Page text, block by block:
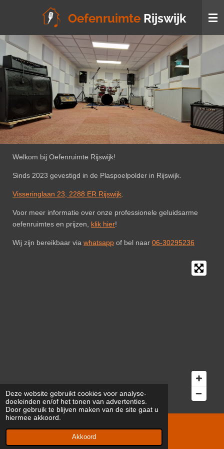
Deze website gebruikt cookies voor analyse-
doeleinden en/of het tonen van advertenties.
Door gebruik te blijven maken van de site gaat u
hiermee akkoord.
Akkoord
de
hoofdinhoud
Oefenruimte Rijswijk
Welkom bij Oefenruimte Rijswijk!
Sinds 2023 gevestigd in de Plaspoelpolder in Rijswijk.
Visseringlaan 23, 2288 ER Rijswijk.
Voor meer informatie over onze professionele geluidsarme
oefenruimtes en prijzen, klik hier!
Wij zijn bereikbaar via whatsapp of bel naar 06-30295236
© 2023 - 2024 Oefenruimte Rijswijk
JouwWeb